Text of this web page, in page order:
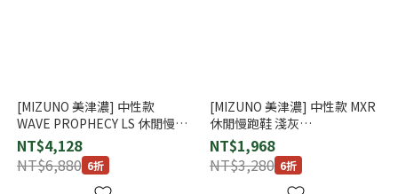
[MIZUNO 美津濃] 中性款
WAVE PROPHECY LS 休閒慢跑
鞋 深灰 (D1GA333705)
NT$4,128
NT$6,880 6折
[MIZUNO 美津濃] 中性款 MXR
休閒慢跑鞋 淺灰
(D1GA245114)
NT$1,968
NT$3,280 6折